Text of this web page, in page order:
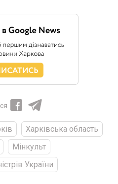
Харківська область
Мінкульт
України